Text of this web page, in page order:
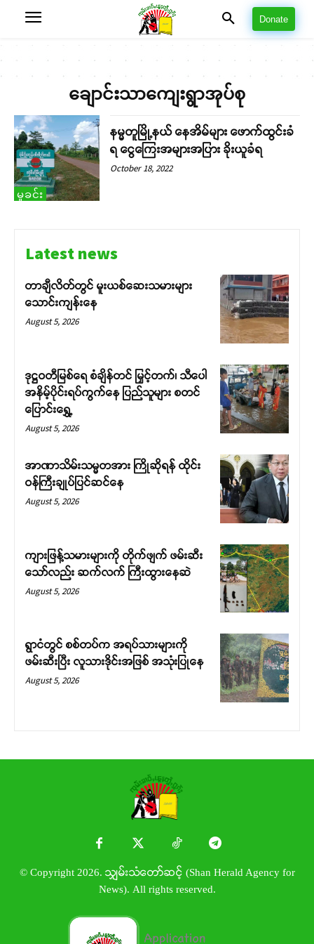
Support SHAN
Your support keeps our voice
strong. Join us today and help
heard, every voice counts, and
justice can thrive.
Donate
ချောင်းသာကျေးရွာအုပ်စု
မှုခင်း
နမ္မတူမြို့နယ် နေအိမ်များ ဖောက်ထွင်းခံ
ရ ငွေကြေးအများအပြား ခိုးယူခံရ
October 18, 2022
Latest news
တာချီလိတ်တွင် မူးယစ်ဆေးသမားများ
သောင်းကျန်းနေ
August 5, 2026
ဒုဋ္ဌဝတီမြစ်ရေ စံချိန်တင် မြှင့်တက်၊ သီပေါ
အနိမ့်ပိုင်းရပ်ကွက်နေ ပြည်သူများ စတင်
ပြောင်းရွှေ့
August 5, 2026
အာဏာသိမ်းသမ္မတအား ကြိုဆိုရန် ထိုင်း
ဝန်ကြီးချုပ်ပြင်ဆင်နေ
August 5, 2026
ကျားဖြန့်သမားများကို တိုက်ဖျက် ဖမ်းဆီး
သော်လည်း ဆက်လက် ကြီးထွားနေဆဲ
August 5, 2026
ရွာငံတွင် စစ်တပ်က အရပ်သားများကို
ဖမ်းဆီးပြီး လူသားဒိုင်းအဖြစ် အသုံးပြုနေ
August 5, 2026
© Copyright 2026. သျှမ်းသံတော်ဆင့် (Shan Herald Agency for
News). All rights reserved.